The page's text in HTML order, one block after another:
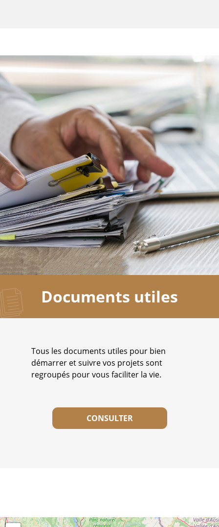
Documents utiles
Tous les documents utiles pour bien
démarrer et suivre vos projets sont
regroupés pour vous faciliter la vie.
CONSULTER